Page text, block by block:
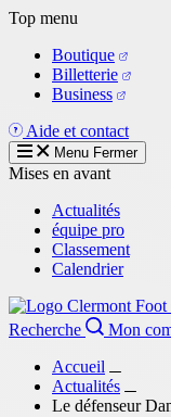
Aller
contenu
principal
Top menu
Boutique
Billetterie
Business
Aide et contact
Menu Fermer
Mises en avant
Actualités
équipe pro
Classement
Calendrier
Recherche
Mon
Accueil
Actualités
Le défenseur